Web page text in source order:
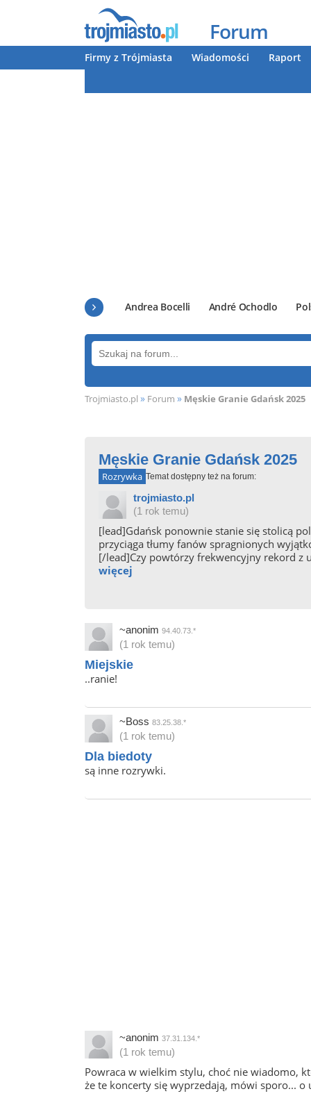
Forum
Firmy z Trójmiasta Wiadomości Raport
Andrea Bocelli André Ochodlo
Trojmiasto.pl » Forum » Męskie Granie Gdańsk 2025
Męskie Granie Gdańsk 2025
Rozrywka Temat dostępny też na forum:
trojmiasto.pl
(1 rok temu)
[lead]Gdańsk ponownie stanie się stolicą
przyciąga tłumy fanów spragnionych
[/lead]Czy powtórzy frekwencyjny rekord z
więcej
~anonim 94.40.73.*
(1 rok temu)
Miejskie
..ranie!
~Boss 83.25.38.*
(1 rok temu)
Dla biedoty
są inne rozrywki.
~anonim 37.31.134.*
(1 rok temu)
Powraca w wielkim stylu, choć nie wiadomo,
że te koncerty się wyprzedają, mówi sporo... o